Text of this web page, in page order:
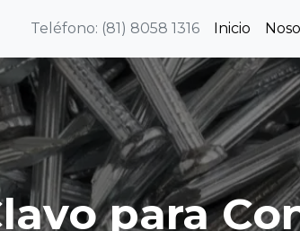
Teléfono: (81) 8058 1316 Inicio
para